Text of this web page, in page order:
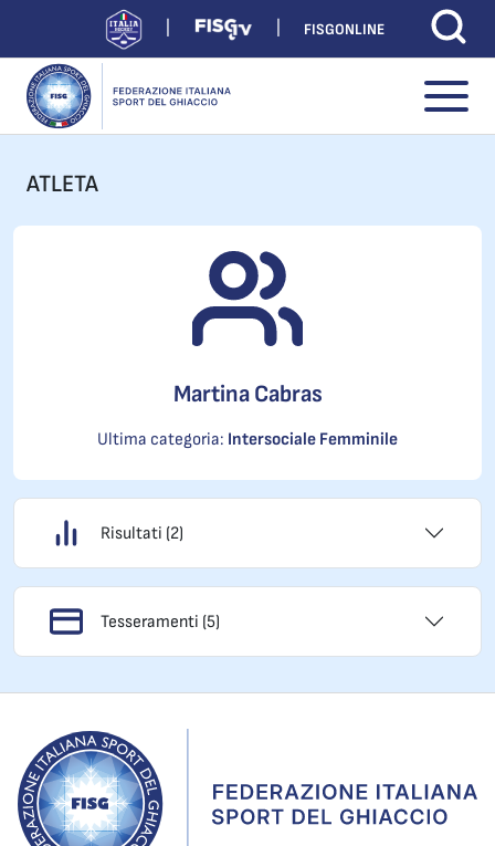
FISGONLINE
ATLETA
Martina Cabras
Ultima categoria: Intersociale Femminile
Risultati (2)
Tesseramenti (5)